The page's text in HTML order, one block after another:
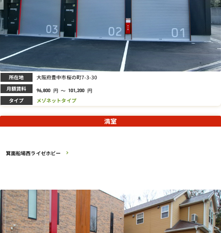
所在地 大阪府豊中市桜の町7-3-30
月額賃料 96,800 円 ～ 101,200 円
タイプ メゾネットタイプ
箕面船場西ライゼホビー
満室